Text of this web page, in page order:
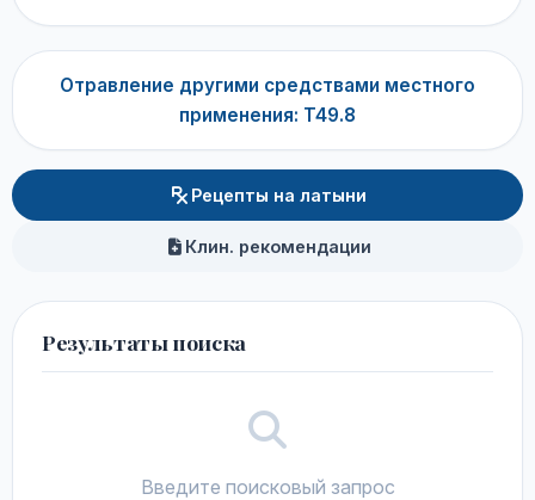
Отравление другими средствами местного
применения: T49.8
Рецепты на латыни
Клин. рекомендации
Результаты поиска
Введите поисковый запрос